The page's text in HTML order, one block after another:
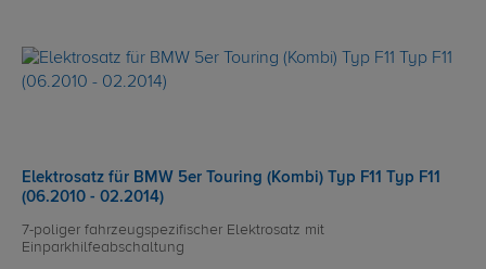
Elektrosatz für BMW 5er Touring (Kombi) Typ F11 Typ F11
(06.2010 - 02.2014)
7-poliger fahrzeugspezifischer Elektrosatz mit
Einparkhilfeabschaltung